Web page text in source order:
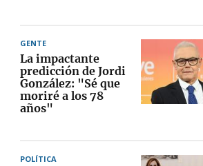
GENTE
La impactante
predicción de Jordi
González: "Sé que
moriré a los 78
años"
POLÍTICA